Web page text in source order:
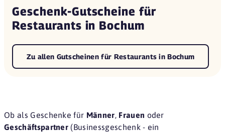
Geschenk-Gutscheine für
Restaurants in Bochum
Zu allen Gutscheinen für Restaurants in Bochum
Ob als Geschenke für Männer, Frauen oder
Geschäftspartner (Businessgeschenk - ein